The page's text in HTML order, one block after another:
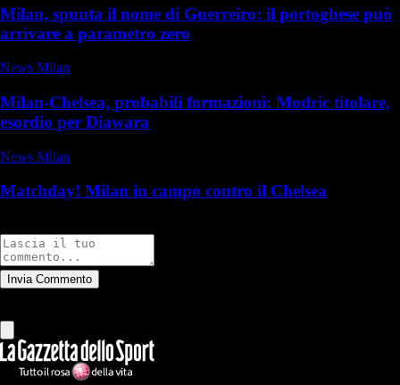
Milan, spunta il nome di Guerreiro: il portoghese può
arrivare a parametro zero
News Milan
Milan-Chelsea, probabili formazioni: Modric titolare,
esordio per Diawara
News Milan
Matchday! Milan in campo contro il Chelsea
Invia Commento